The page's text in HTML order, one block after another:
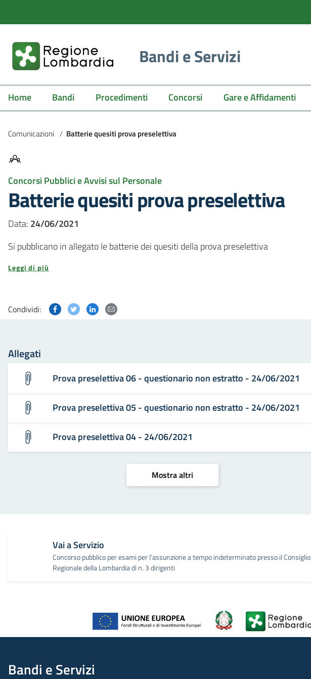
Bandi e Servizi
Home Bandi Procedimenti Concorsi Gare e Affidamenti
Comunicazioni / Batterie quesiti prova preselettiva
Concorsi Pubblici e Avvisi sul Personale
Batterie quesiti prova preselettiva
Data: 24/06/2021
Si pubblicano in allegato le batterie dei quesiti della prova preselettiva
Leggi di più
Condividi: Condividi questa pagina su Facebook
Condividi questa pagina su Twitter
Condividi questa pagina su Linkedin
Allegati
Prova preselettiva 06 - questionario non estratto - 24/06/2021
Prova preselettiva 05 - questionario non estratto - 24/06/2021
Prova preselettiva 04 - 24/06/2021
Mostra altri
Vai a Servizio
Concorso pubblico per esami per l’assunzione a tempo indeterminato presso il Consiglio
Regionale della Lombardia di n. 3 dirigenti
Bandi e Servizi